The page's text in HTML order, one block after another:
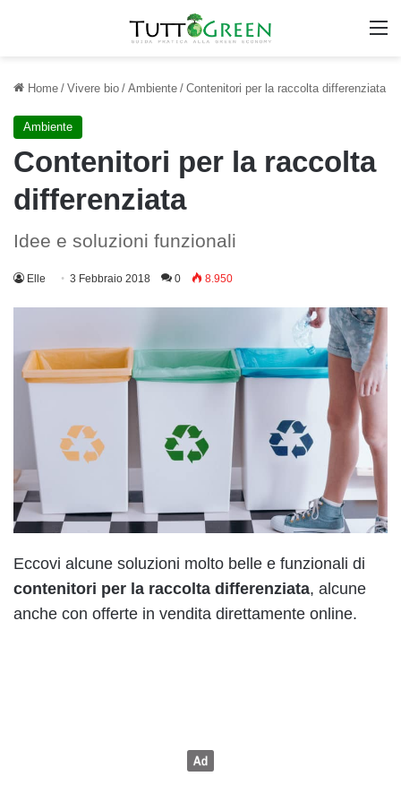
Home / Vivere bio / Ambiente / Contenitori per la raccolta differenziata
Ambiente
Contenitori per la raccolta
differenziata
Idee e soluzioni funzionali
Elle 3 Febbraio 2018 0 8.950
Eccovi alcune soluzioni molto belle e funzionali di
contenitori per la raccolta differenziata, alcune
anche con offerte in vendita direttamente online.